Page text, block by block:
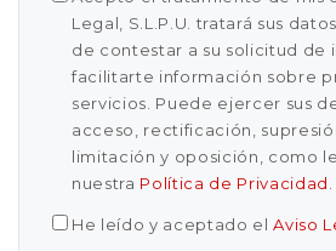
Legal, S.L.P.U. tratará sus
de contestar a su solicitud de
facilitarte información sobre
servicios. Puede ejercer sus
acceso, rectificación,
limitación y oposición, como
nuestra Política de Privacidad
He leído y aceptado elAviso